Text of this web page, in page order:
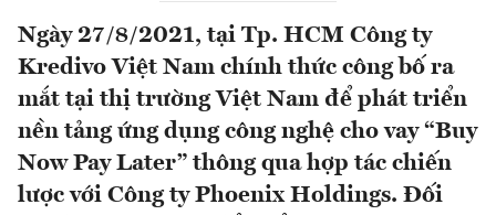
Ngày 27/8/2021, tại Tp. HCM Công ty
Kredivo Việt Nam chính thức công bố ra
mắt tại thị trường Việt Nam để phát triển
nền tảng ứng dụng công nghệ cho vay “Buy
Now Pay Later” thông qua hợp tác chiến
lược với Công ty Phoenix Holdings. Đối